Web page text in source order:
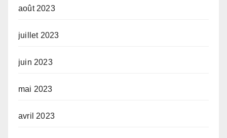
août 2023
juillet 2023
juin 2023
mai 2023
avril 2023